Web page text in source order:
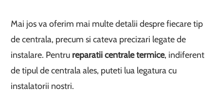
Mai jos va oferim mai multe detalii despre fiecare tip
de centrala, precum si cateva precizari legate de
instalare. Pentru reparatii centrale termice, indiferent
de tipul de centrala ales, puteti lua legatura cu
instalatorii nostri.